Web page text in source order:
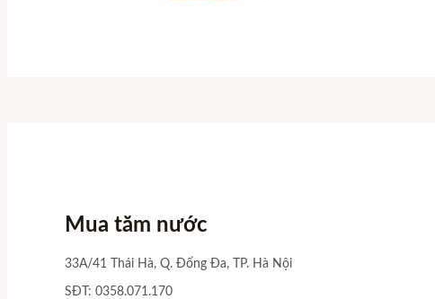
Mua tăm nước
33A/41 Thái Hà, Q. Đống Đa, TP. Hà Nội
SĐT: 0358.071.170